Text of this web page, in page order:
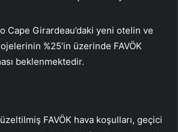
Cape Girardeau’daki yeni otelin ve
%25’in üzerinde FAVÖK
beklenmektedir.
FAVÖK hava koşulları, geçici